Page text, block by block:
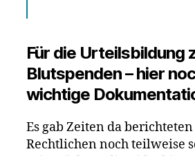
Für die Urteilsbildung
Blutspenden – hier
wichtige
Es gab Zeiten da
Rechtlichen noch teilweise